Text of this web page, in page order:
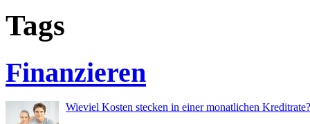
Tags
Finanzieren
Wieviel Kosten stecken in einer monatlichen